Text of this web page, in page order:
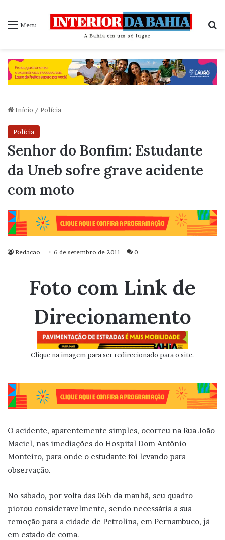
Menu
Início / Polícia
Polícia
Senhor do Bonfim: Estudante
da Uneb sofre grave acidente
com moto
Redacao 6 de setembro de 2011 0
Foto com Link de
Direcionamento
Clique na imagem para ser redirecionado para o site.
O acidente, aparentemente simples, ocorreu na Rua João
Maciel, nas imediações do Hospital Dom Antônio
Monteiro, para onde o estudante foi levando para
observação.
No sábado, por volta das 06h da manhã, seu quadro
piorou consideravelmente, sendo necessária a sua
remoção para a cidade de Petrolina, em Pernambuco, já
em estado de coma.